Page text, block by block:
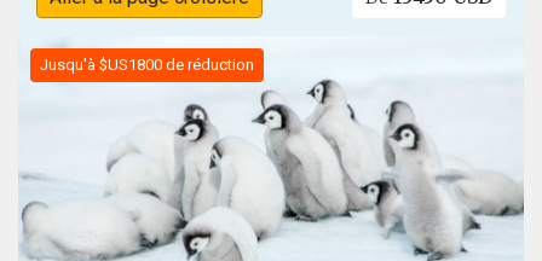
Jusqu'à $US1800 de réduction